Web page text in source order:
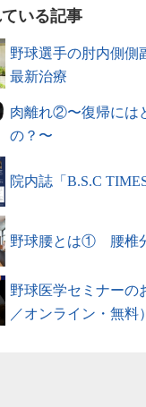
いる記事
野球選手の肘内側側
最新治療
肉離れ②〜復帰には
の？〜
院内誌「B.S.C
野球腰とは① 腰椎
野球医学セミナーの
／オンライン・無料）